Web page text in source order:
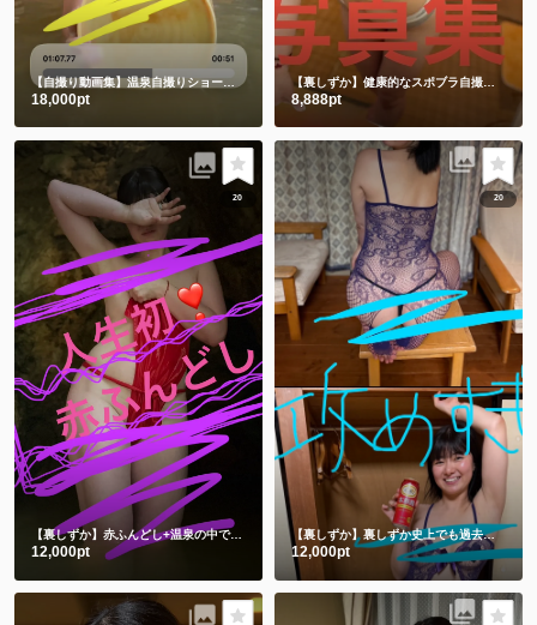
【自撮り動画集】温泉自撮りショート動画３本詰め合わせ
18,000pt
ショ
8,888pt
20
【裏しずか】赤ふんどし+温泉の中で湯あみぎを着る🫣ショート動画２本と写真100枚セット
12,000pt
20
【裏しずか】裏しずか史上でも過去一を争う攻めすぎ写真集😂㊙️
12,000pt